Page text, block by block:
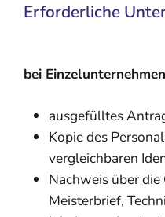
Erforderliche
bei
ausgefülltes
Kopie des
vergleichbaren
Nachweis über
Meisterbrief,